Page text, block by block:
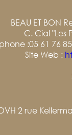
BEAU ET BON
C. Cial "Les
:05 61 76
Site Web :
2 rue